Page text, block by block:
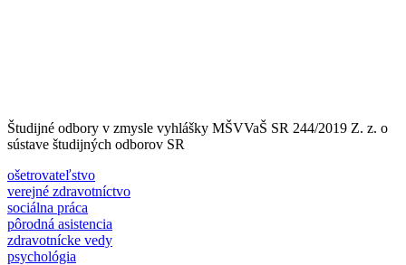
Študijné odbory v zmysle vyhlášky MŠVVaŠ SR 244/2019 Z. z. o
sústave študijných odborov SR
ošetrovateľstvo
verejné zdravotníctvo
sociálna práca
pôrodná asistencia
zdravotnícke vedy
psychológia